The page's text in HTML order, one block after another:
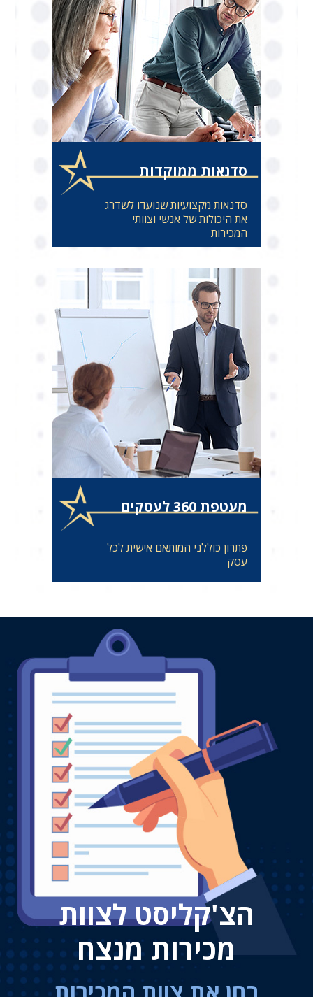
סדנאות ממוקדות
סדנאות מקצועיות שנועדו לשדרג
את היכולות של אנשי וצוותי
המכירות
מעטפת 360 לעסקים
פתרון כוללני המותאם אישית לכל
עסק
הצ'קליסט לצוות
מכירות מנצח